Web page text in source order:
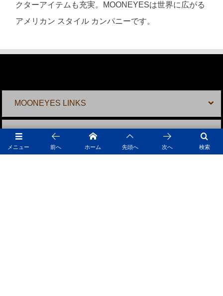
クターアイテムも充実。MOONEYESは世界に広がる
アメリカン スタイル カンパニーです。
MOONEYES LINKS
MOONTERNET
メニュー 検索
前へ ホーム 先頭へ 次へ